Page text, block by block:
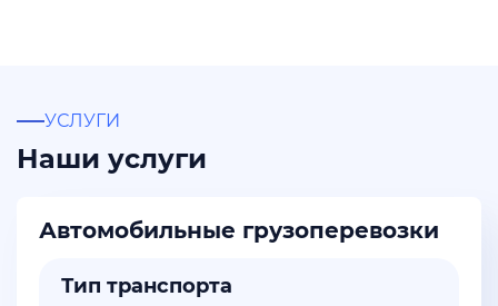
УСЛУГИ
Наши услуги
Автомобильные грузоперевозки
Тип транспорта